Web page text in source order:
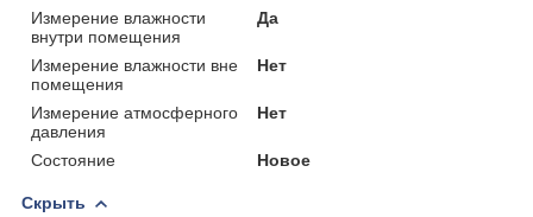
Измерение влажности
внутри помещения
Да
Измерение влажности вне
помещения
Нет
Измерение атмосферного
давления
Нет
Состояние Новое
Скрыть